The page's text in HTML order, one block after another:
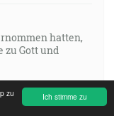
Ich stimme zu
zu
hatten,
Gott und